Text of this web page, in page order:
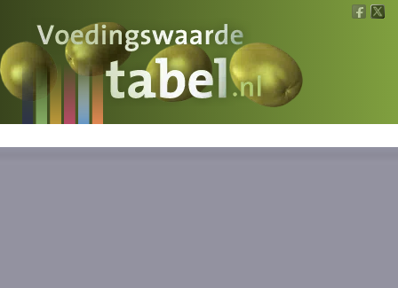
Voedingswaarde
Wat is wat?